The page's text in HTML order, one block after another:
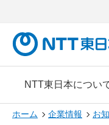
NTT東日本につい
ホーム 企業情報 お